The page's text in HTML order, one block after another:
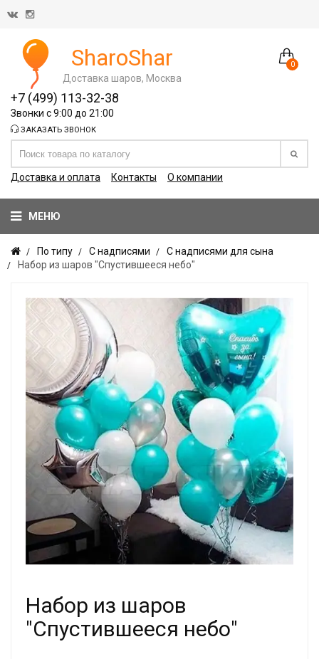
0
SharoShar
Доставка шаров, Москва
+7 (499) 113-32-38
Звонки с 9:00 до 21:00
ЗАКАЗАТЬ ЗВОНОК
Доставка и оплата Контакты О компании
МЕНЮ
По типу С надписями
С надписями для сына
Набор из шаров "Спустившееся небо"
Набор из шаров
"Спустившееся небо"